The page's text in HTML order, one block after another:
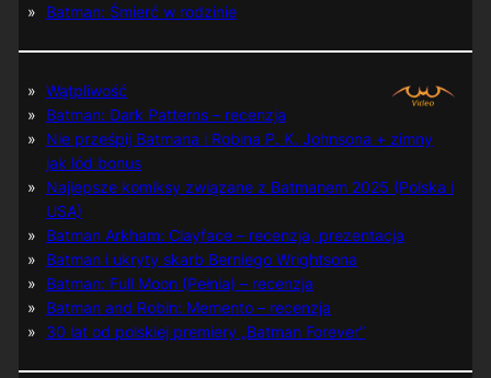
Batman: Śmierć w rodzinie
Wątpliwość
Batman: Dark Patterns – recenzja
Nie prześpij Batmana i Robina P. K. Johnsona + zimny
jak lód bonus
Najlepsze komiksy związane z Batmanem 2025 (Polska i
USA)
Batman Arkham: Clayface – recenzja, prezentacja
Batman i ukryty skarb Berniego Wrightsona
Batman: Full Moon (Pełnia) – recenzja
Batman and Robin: Memento – recenzja
30 lat od polskiej premiery „Batman Forever”